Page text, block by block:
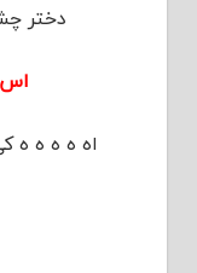
دختر
اس
اه ه ه ه ه